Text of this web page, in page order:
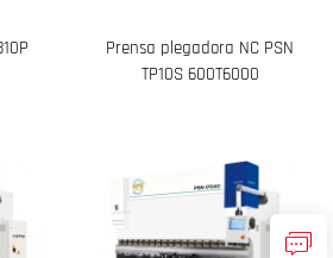
Prensa plegadora NC PSN
TP10S 600T6000